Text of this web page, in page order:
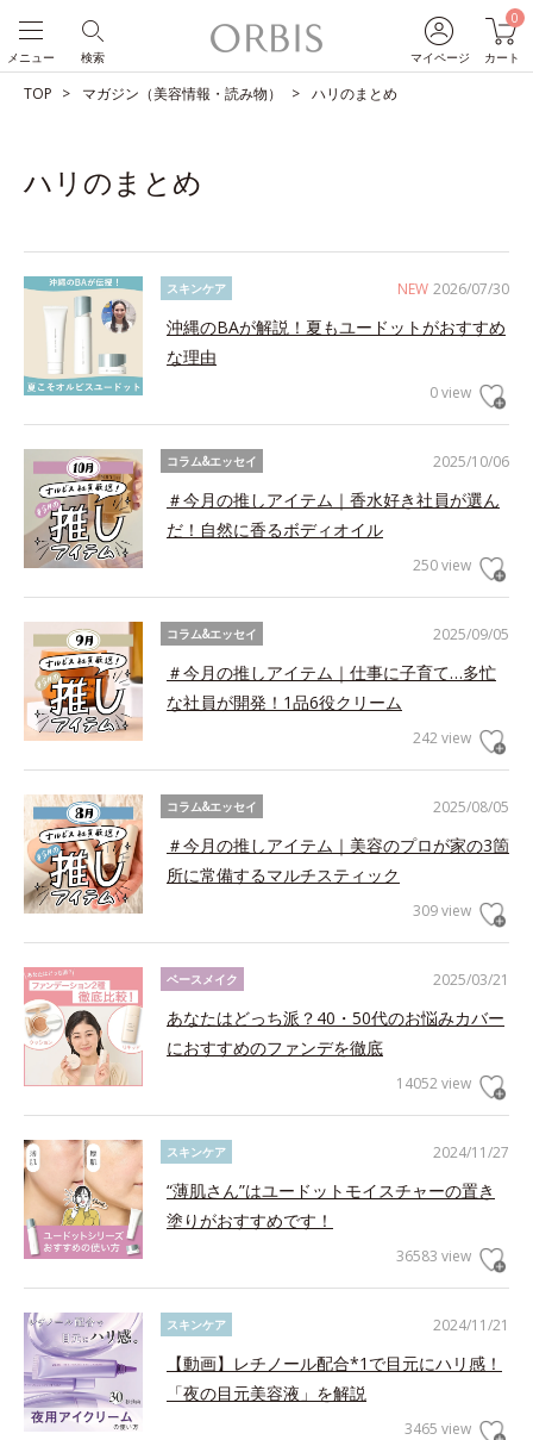
マイページ
0
カート
検索
メニュー
TOP マガジン（美容情報・読み物） ハリのまとめ
ハリのまとめ
NEW 2026/07/30
スキンケア
沖縄のBAが解説！夏もユードットがおすすめ
な理由
0 view
2025/10/06
コラム&エッセイ
＃今月の推しアイテム｜香水好き社員が選ん
だ！自然に香るボディオイル
250 view
2025/09/05
コラム&エッセイ
＃今月の推しアイテム｜仕事に子育て…多忙
な社員が開発！1品6役クリーム
242 view
2025/08/05
コラム&エッセイ
＃今月の推しアイテム｜美容のプロが家の3箇
所に常備するマルチスティック
309 view
2025/03/21
ベースメイク
あなたはどっち派？40・50代のお悩みカバー
におすすめのファンデを徹底
14052 view
2024/11/27
スキンケア
“薄肌さん”はユードットモイスチャーの置き
塗りがおすすめです！
36583 view
2024/11/21
スキンケア
【動画】レチノール配合*1で目元にハリ感！
「夜の目元美容液」を解説
3465 view